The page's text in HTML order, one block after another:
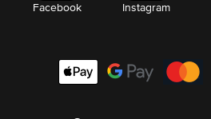
Facebook Instagram